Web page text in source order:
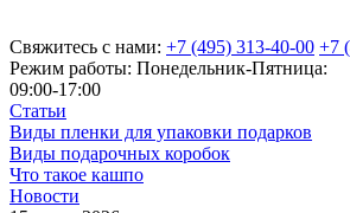
Свяжитесь с нами: +7 (495) 313-40-00 +7
Режим работы: Понедельник-Пятница:
09:00-17:00
Статьи
Виды пленки для упаковки подарков
Виды подарочных коробок
Что такое кашпо
Новости